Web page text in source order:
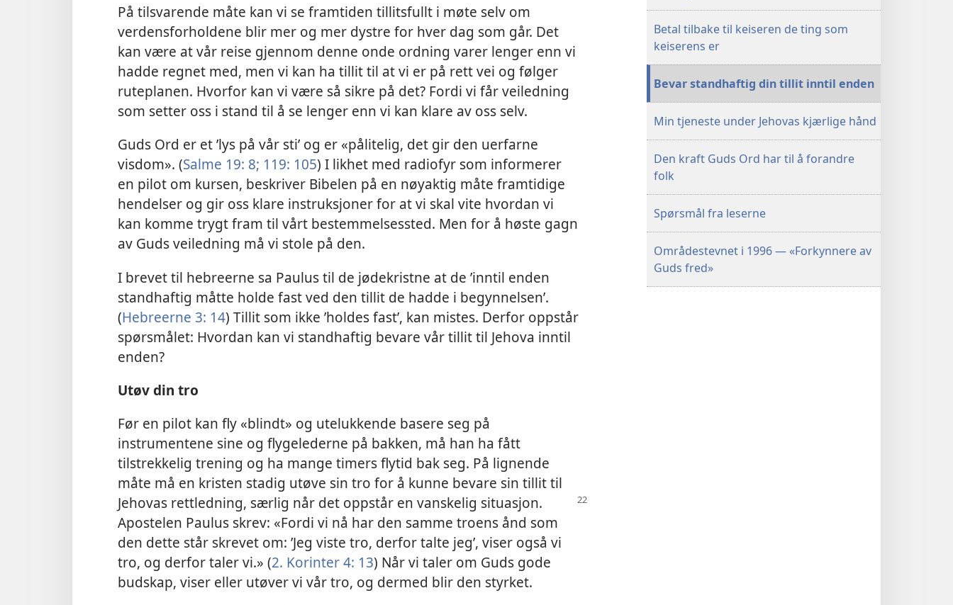
På tilsvarende måte kan vi se framtiden tillitsfullt i møte selv om
verdensforholdene blir mer og mer dystre for hver dag som går. Det
kan være at vår reise gjennom denne onde ordning varer lenger enn vi
hadde regnet med, men vi kan ha tillit til at vi er på rett vei og følger
ruteplanen. Hvorfor kan vi være så sikre på det? Fordi vi får veiledning
som setter oss i stand til å se lenger enn vi kan klare av oss selv.
Guds Ord er et ’lys på vår sti’ og er «pålitelig, det gir den uerfarne
visdom». (Salme 19: 8; 119: 105) I likhet med radiofyr som informerer
en pilot om kursen, beskriver Bibelen på en nøyaktig måte framtidige
hendelser og gir oss klare instruksjoner for at vi skal vite hvordan vi
kan komme trygt fram til vårt bestemmelsessted. Men for å høste gagn
av Guds veiledning må vi stole på den.
I brevet til hebreerne sa Paulus til de jødekristne at de ’inntil enden
standhaftig måtte holde fast ved den tillit de hadde i begynnelsen’.
(Hebreerne 3: 14) Tillit som ikke ’holdes fast’, kan mistes. Derfor oppstår
spørsmålet: Hvordan kan vi standhaftig bevare vår tillit til Jehova inntil
enden?
Utøv din tro
Før en pilot kan fly «blindt» og utelukkende basere seg på
instrumentene sine og flygelederne på bakken, må han ha fått
tilstrekkelig trening og ha mange timers flytid bak seg. På lignende
måte må en kristen stadig utøve sin tro for å kunne bevare sin tillit til
Jehovas rettledning, særlig når det oppstår en vanskelig situasjon.
Apostelen Paulus skrev: «Fordi vi nå har den samme troens ånd som
den dette står skrevet om: ’Jeg viste tro, derfor talte jeg’, viser også vi
tro, og derfor taler vi.» (2. Korinter 4: 13) Når vi taler om Guds gode
budskap, viser eller utøver vi vår tro, og dermed blir den styrket.
Betal tilbake til keiseren de ting som
keiserens er
Bevar standhaftig din tillit inntil enden
Min tjeneste under Jehovas kjærlige hånd
Den kraft Guds Ord har til å forandre
folk
Spørsmål fra leserne
Områdestevnet i 1996 — «Forkynnere av
Guds fred»